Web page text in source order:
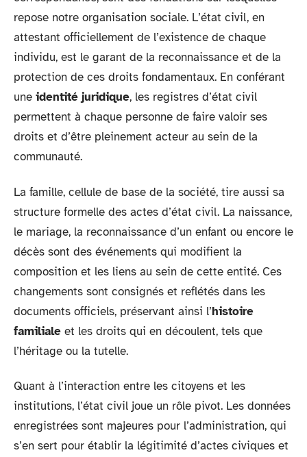
repose notre organisation sociale. L’état civil, en
attestant officiellement de l’existence de chaque
individu, est le garant de la reconnaissance et de la
protection de ces droits fondamentaux. En conférant
une identité juridique, les registres d’état civil
permettent à chaque personne de faire valoir ses
droits et d’être pleinement acteur au sein de la
communauté.
La famille, cellule de base de la société, tire aussi sa
structure formelle des actes d’état civil. La naissance,
le mariage, la reconnaissance d’un enfant ou encore le
décès sont des événements qui modifient la
composition et les liens au sein de cette entité. Ces
changements sont consignés et reflétés dans les
documents officiels, préservant ainsi l’histoire
familiale et les droits qui en découlent, tels que
l’héritage ou la tutelle.
Quant à l’interaction entre les citoyens et les
institutions, l’état civil joue un rôle pivot. Les données
enregistrées sont majeures pour l’administration, qui
s’en sert pour établir la légitimité d’actes civiques et